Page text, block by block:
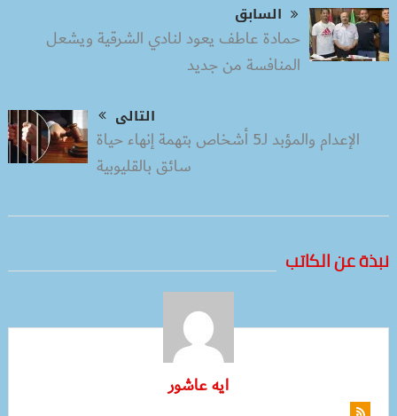
السابق
حمادة عاطف يعود لنادي الشرقية ويشعل
المنافسة من جديد
التالى
الإعدام والمؤبد لـ5 أشخاص بتهمة إنهاء حياة
سائق بالقليوبية
نبذة عن الكاتب
ايه عاشور